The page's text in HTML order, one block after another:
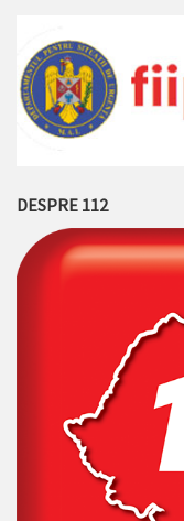
DESPRE 112